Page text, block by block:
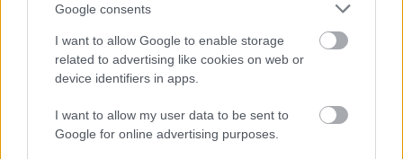
Google consents
I want to allow Google to enable storage
related to advertising like cookies on web or
device identifiers in apps.
I want to allow my user data to be sent to
Google for online advertising purposes.